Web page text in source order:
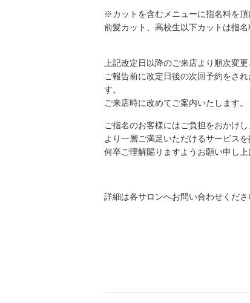
※カットを含むメニューに指名料を頂
前髪カット、高校生以下カットは指名
上記改定日以降のご来店より順次変
ご報告前に改定日後の次回予約をさ
す。
ご来店時に改めてご案内いたします。
ご指名のお客様にはご負担をおかけ
より一層ご満足いただけるサービス
何卒ご理解賜りますようお願い申し上
詳細は各サロンへお問い合わせくださ